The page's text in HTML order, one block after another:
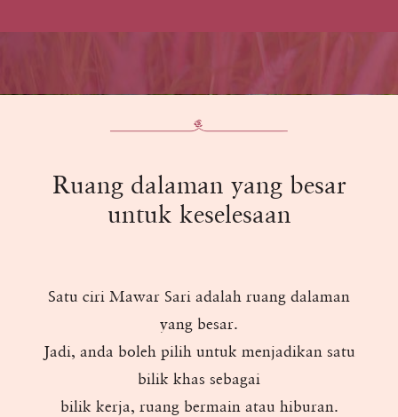
Ruang dalaman yang besar
untuk keselesaan
Satu ciri Mawar Sari adalah ruang dalaman
yang besar.
Jadi, anda boleh pilih untuk menjadikan satu
bilik khas sebagai
bilik kerja, ruang bermain atau hiburan.